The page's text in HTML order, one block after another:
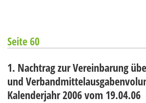
Seite 60
1. Nachtrag zur Vereinbarung
und
Kalenderjahr 2006 vom 19.04.06